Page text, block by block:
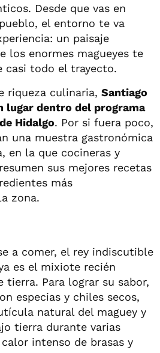
Desde que vas en
el entorno te va
un paisaje
los enormes magueyes te
casi todo el trayecto.
riqueza culinaria, Santiago
lugar dentro del programa
Hidalgo. Por si fuera poco,
una muestra gastronómica
en la que cocineras y
sus mejores recetas
más
zona.
a comer, el rey indiscutible
es el mixiote recién
tierra. Para lograr su sabor,
especias y chiles secos,
natural del maguey y
tierra durante varias
intenso de brasas y